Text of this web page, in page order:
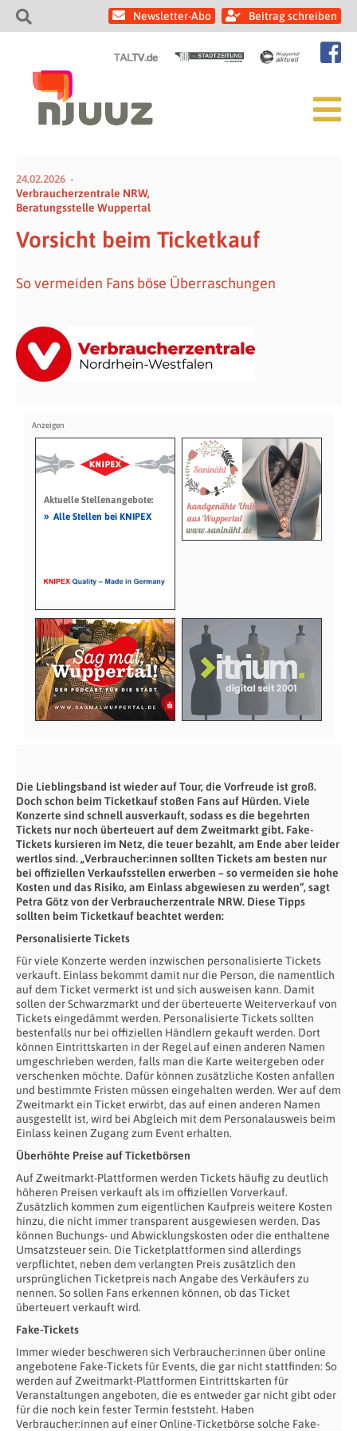
Newsletter-Abo Beitrag schreiben
24.02.2026
Verbraucherzentrale NRW,
Beratungsstelle Wuppertal
Vorsicht beim Ticketkauf
So vermeiden Fans böse Überraschungen
Aktuelle Stellenangebote:
» Alle Stellen bei KNIPEX
Die Lieblingsband ist wieder auf Tour, die Vorfreude ist groß.
Doch schon beim Ticketkauf stoßen Fans auf Hürden. Viele
Konzerte sind schnell ausverkauft, sodass es die begehrten
Tickets nur noch überteuert auf dem Zweitmarkt gibt. Fake-
Tickets kursieren im Netz, die teuer bezahlt, am Ende aber leider
wertlos sind. „Verbraucher:innen sollten Tickets am besten nur
bei offiziellen Verkaufsstellen erwerben – so vermeiden sie hohe
Kosten und das Risiko, am Einlass abgewiesen zu werden“, sagt
Petra Götz von der Verbraucherzentrale NRW. Diese Tipps
sollten beim Ticketkauf beachtet werden:
Personalisierte Tickets
Für viele Konzerte werden inzwischen personalisierte Tickets
verkauft. Einlass bekommt damit nur die Person, die namentlich
auf dem Ticket vermerkt ist und sich ausweisen kann. Damit
sollen der Schwarzmarkt und der überteuerte Weiterverkauf von
Tickets eingedämmt werden. Personalisierte Tickets sollten
bestenfalls nur bei offiziellen Händlern gekauft werden. Dort
können Eintrittskarten in der Regel auf einen anderen Namen
umgeschrieben werden, falls man die Karte weitergeben oder
verschenken möchte. Dafür können zusätzliche Kosten anfallen
und bestimmte Fristen müssen eingehalten werden. Wer auf dem
Zweitmarkt ein Ticket erwirbt, das auf einen anderen Namen
ausgestellt ist, wird bei Abgleich mit dem Personalausweis beim
Einlass keinen Zugang zum Event erhalten.
Überhöhte Preise auf Ticketbörsen
Auf Zweitmarkt-Plattformen werden Tickets häufig zu deutlich
höheren Preisen verkauft als im offiziellen Vorverkauf.
Zusätzlich kommen zum eigentlichen Kaufpreis weitere Kosten
hinzu, die nicht immer transparent ausgewiesen werden. Das
können Buchungs- und Abwicklungskosten oder die enthaltene
Umsatzsteuer sein. Die Ticketplattformen sind allerdings
verpflichtet, neben dem verlangten Preis zusätzlich den
ursprünglichen Ticketpreis nach Angabe des Verkäufers zu
nennen. So sollen Fans erkennen können, ob das Ticket
überteuert verkauft wird.
Fake-Tickets
Immer wieder beschweren sich Verbraucher:innen über online
angebotene Fake-Tickets für Events, die gar nicht stattfinden: So
werden auf Zweitmarkt-Plattformen Eintrittskarten für
Veranstaltungen angeboten, die es entweder gar nicht gibt oder
für die noch kein fester Termin feststeht. Haben
Verbraucher:innen auf einer Online-Ticketbörse solche Fake-